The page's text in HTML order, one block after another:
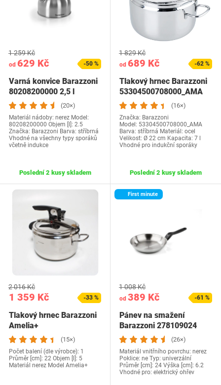
od 629 Kč
1 259 Kč
-50 %
Varná konvice Barazzoni
80208200000 2,5 l
(20×)
Materiál nádoby: nerez Model:
80208200000 Objem [l]: 2.5
Značka: Barazzoni Barva: stříbrná
Vhodné na všechny typy sporáků
včetně indukce
Poslední 2 kusy skladem
od 689 Kč
1 829 Kč
-62 %
Tlakový hrnec Barazzoni
53304500708000_AMA
(16×)
Značka: Barazzoni
Model: ‎53304500708000_AMA
Barva: stříbrná Materiál: ocel
Velikost: Ø 22 cm Kapacita: 7 l
Vhodné pro indukční sporáky
Poslední 2 kusy skladem
1 359 Kč
2 016 Kč
-33 %
Tlakový hrnec Barazzoni
Amelia+
(15×)
Počet balení (dle výrobce): 1
Průměr [cm]: 22 Objem [l]: 5
Materiál nerez Model Amelia+
First minute
od 389 Kč
1 008 Kč
-61 %
Pánev na smažení
Barazzoni 278109024
(26×)
Materiál vnitřního povrchu: nerez
Poklice: ne Typ: univerzální
Průměr [cm]: 24 Výška [cm]: 6.2
Vhodné pro: elektrický ohřev